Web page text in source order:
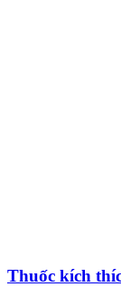
Thuốc kích